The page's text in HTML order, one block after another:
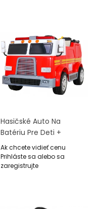
Hasičské Auto Na
Batériu Pre Deti +
Vodný Kanón +
Megafón + Hasičská
Siréna + Ovládač
Ak chcete vidieť cenu
Prihláste sa alebo sa
zaregistrujte